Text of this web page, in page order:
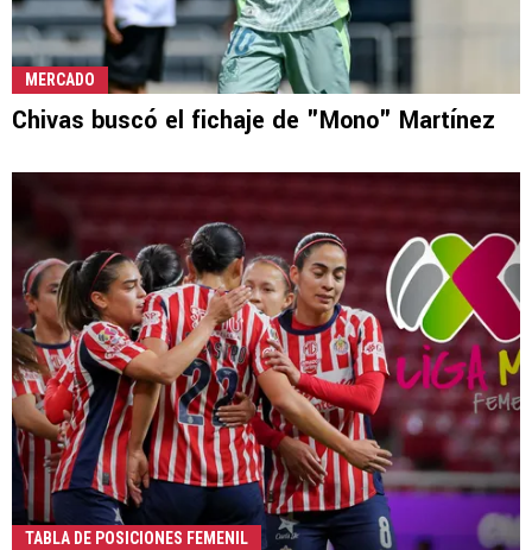
MERCADO
Chivas buscó el fichaje de "Mono" Martínez
TABLA DE POSICIONES FEMENIL